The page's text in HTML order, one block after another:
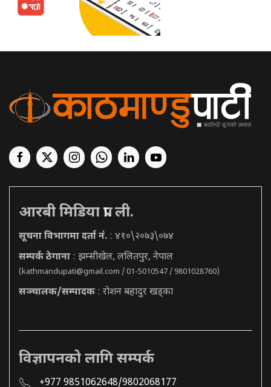
आरबी मिडिया प्रा. ली.
सूचना विभागमा दर्ता नं. : ४१०\२०७३\०७४
सम्पर्क ठेगाना : झम्सीखेल, ललितपुर, नेपाल
(kathmandupati@gmail.com / 01-5010547 / 9801028760)
सञ्चालक/सम्पादक : रोशन बहादुर खड्का
विज्ञापनको लागि सम्पर्क
+977 9851062648/9802068177